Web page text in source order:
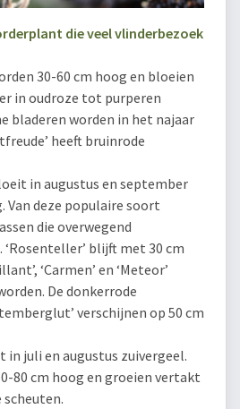
die veel vlinderbezoek
30-60 cm hoog en bloeien
in oudroze tot purperen
bladeren worden in het najaar
heeft bruinrode
in augustus en september
Van deze populaire soort
die overwegend
blijft met 30 cm
‘Carmen’ en ‘Meteor’
De donkerrode
verschijnen op 50 cm
in juli en augustus zuivergeel.
80 cm hoog en groeien vertakt